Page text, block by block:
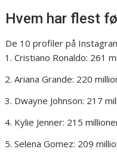
Hvem har flest
De 10 profiler på
Cristiano Ronaldo: 261
Ariana Grande: 220
Dwayne Johnson: 217
Kylie Jenner: 215
Selena Gomez: 209